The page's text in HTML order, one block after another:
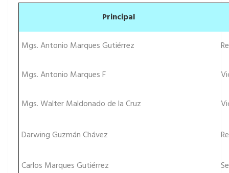
Principal
Mgs. Antonio Marques Gutiérrez
Mgs. Antonio Marques F
Mgs. Walter Maldonado de la Cruz
Darwing Guzmán Chávez
Carlos Marques Gutiérrez